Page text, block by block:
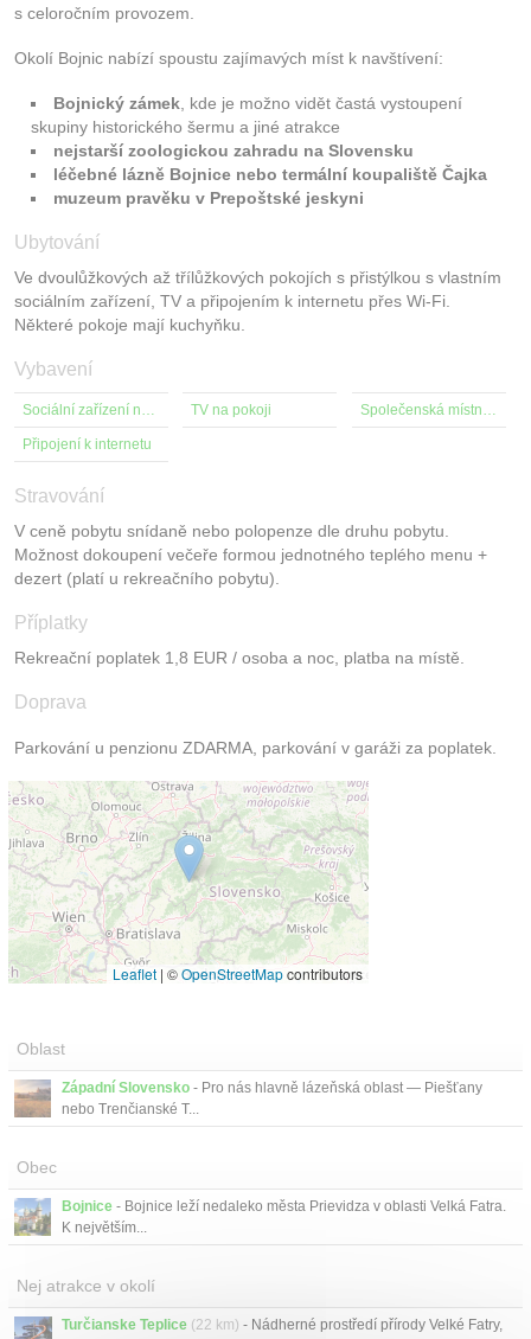
s celoročním provozem.
Okolí Bojnic nabízí spoustu zajímavých míst k navštívení:
Bojnický zámek , kde je možno vidět častá vystoupení
skupiny historického šermu a jiné atrakce
nejstarší zoologickou zahradu na Slovensku
léčebné lázně Bojnice nebo termální koupaliště Čajka
muzeum pravěku v Prepoštské jeskyni
Ubytování
Ve dvoulůžkových až třílůžkových pokojích s přistýlkou s vlastním
sociálním zařízení, TV a připojením k internetu přes Wi-Fi.
Některé pokoje mají kuchyňku.
Vybavení
TV na pokoji
Připojení k internetu
Stravování
V ceně pobytu snídaně nebo polopenze dle druhu pobytu.
Možnost dokoupení večeře formou jednotného teplého menu +
dezert (platí u rekreačního pobytu).
Příplatky
Rekreační poplatek 1,8 EUR / osoba a noc, platba na místě.
Doprava
Parkování u penzionu ZDARMA, parkování v garáži za poplatek.
Leaflet | ©OpenStreetMapcontributors
Oblast
Západní Slovensko - Pro nás hlavně lázeňská oblast — Piešťany
nebo Trenčianské T...
Obec
Bojnice - Bojnice leží nedaleko města Prievidza v oblasti Velká Fatra.
K největším...
Nej atrakce v okolí
Turčianske Teplice (22 km) - Nádherné prostředí přírody Velké Fatry,